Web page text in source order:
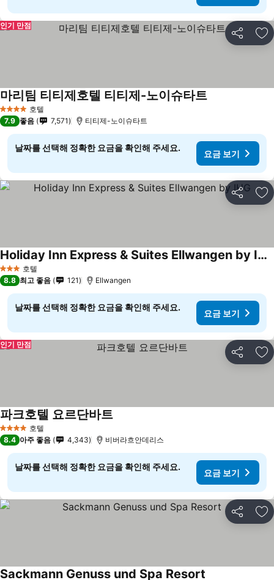
공유 즐
인기 만점
4 성급 호텔
마리팀 티티제호텔 티티제-노이슈타트
7.9 좋음 7,571 티티제-노이슈타트
날짜를 선택해 정확한 요금을 확인해 주세요.
요금 보기
공유 즐
3 성급 호텔
Holiday Inn Express & Suites Ellwangen by IHG
8.8 최고 좋음 121 Ellwangen
날짜를 선택해 정확한 요금을 확인해 주세요.
요금 보기
공유 즐
인기 만점
4 성급 호텔
파크호텔 요르단바트
8.4 아주 좋음 4,343 비버라흐안데리스
날짜를 선택해 정확한 요금을 확인해 주세요.
요금 보기
공유 즐
Sackmann Genuss und Spa Resort